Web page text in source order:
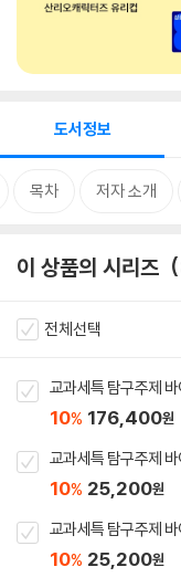
도서정보
목차 저자 소개
이 상품의 시리즈
전체선택
교과세특 탐구주제
10% 176,400원
교과세특 탐구주제
10% 25,200원
교과세특 탐구주제
10% 25,200원